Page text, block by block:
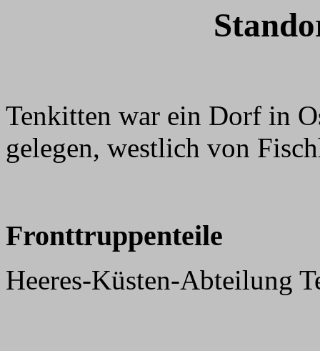
Tenkitten war ein Dorf in
gelegen, westlich von
Fronttruppenteile
Heeres-Küsten-Abteilung